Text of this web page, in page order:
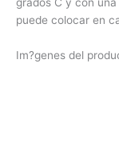
puede colocar en
Im?genes del